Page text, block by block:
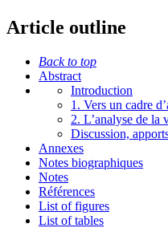
Article outline
Back to top
Abstract
Introduction
1. Vers un cadre
2. L’analyse de la
Discussion,
Annexes
Notes biographiques
Notes
Références
List of figures
List of tables